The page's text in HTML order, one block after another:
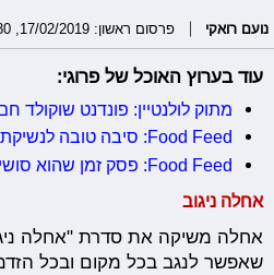
נועם רואקי פרסום ראשון: 17/02/2019, 18:30
עוד בערוץ האוכל של פרוגי:
מתוק לולנטיין: פונדנט שוקולד
Food Feed: סיבה טובה לנשיקת ולנטיין
Food Feed: פסק זמן שהוא סושי
אחלה ניגוב
אחלה משיקה את סדרת "אחלה
שאפשר לנגב בכל מקום ובכל